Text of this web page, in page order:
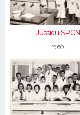
Jussieu SPCN
1960